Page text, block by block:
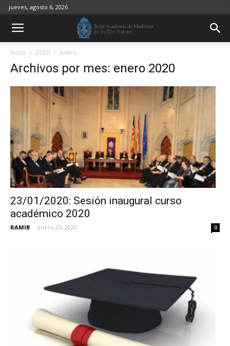
jueves, agosto 6, 2026
Inicio 2020 enero
Archivos por mes: enero 2020
23/01/2020: Sesión inaugural curso
académico 2020
RAMIB - enero 25, 2020 0